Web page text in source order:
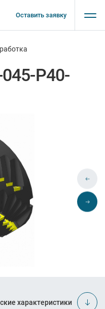
Оставить заявку
характеристики
P40-